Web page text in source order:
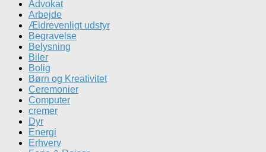
Advokat
Arbejde
Ældrevenligt udstyr
Begravelse
Belysning
Biler
Bolig
Børn og Kreativitet
Ceremonier
Computer
cremer
Dyr
Energi
Erhverv